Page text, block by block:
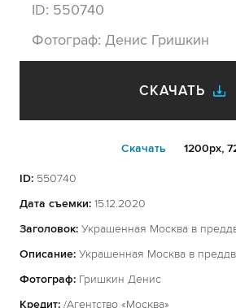
ID: 550740
Фотограф: Денис Гришкин
СКАЧАТЬ
Cкачать 1200px,
ID: 550740
Дата съемки: 15.12.2020
Заголовок: Украшенная Москва в
Описание: Украшенная Москва в
Фотограф: Гришкин Денис
Кредит: /Агентство «Москва»